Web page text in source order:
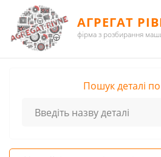
АГРЕГАТ
фірма з розбирання
Пошук деталі по